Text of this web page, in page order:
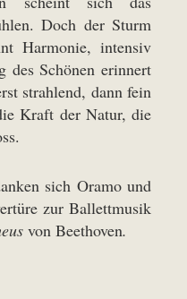
Doch der Sturm
Harmonie, intensiv
des Schönen erinnert
strahlend, dann fein
Kraft der Natur, die
sich Oramo und
zur Ballettmusik
von Beethoven.